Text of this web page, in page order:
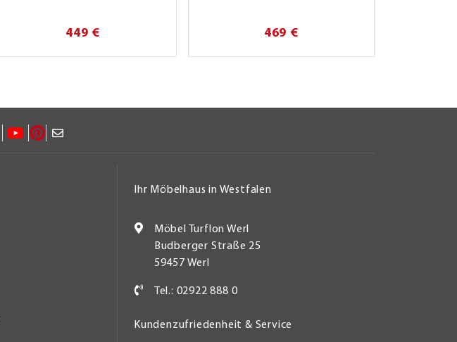
449 € 469 €
Ihr Möbelhaus in Westfalen
Möbel Turflon Werl
Budberger Straße 25
59457 Werl
Tel.: 02922 888 0
Kundenzufriedenheit & Service